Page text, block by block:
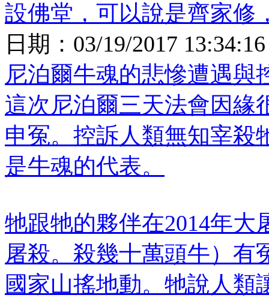
設佛堂，可以說是齊家修
日期： 03/19/2017 13:34:16
尼泊爾牛魂的悲慘遭遇與
這次尼泊爾三天法會因緣
申冤。控訴人類無知宰殺
是牛魂的代表。
牠跟牠的夥伴在2014年
屠殺。殺幾十萬頭牛）有
國家山搖地動。牠說人類